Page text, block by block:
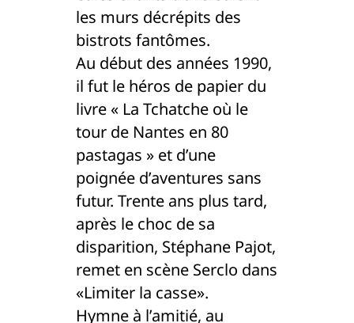
les murs décrépits des
bistrots fantômes.
Au début des années 1990,
il fut le héros de papier du
livre « La Tchatche où le
tour de Nantes en 80
pastagas » et d’une
poignée d’aventures sans
futur. Trente ans plus tard,
après le choc de sa
disparition, Stéphane Pajot,
remet en scène Serclo dans
«Limiter la casse».
Hymne à l’amitié, au